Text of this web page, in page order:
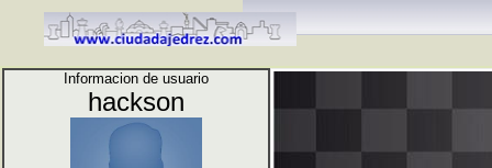
Informacion de usuario
hackson